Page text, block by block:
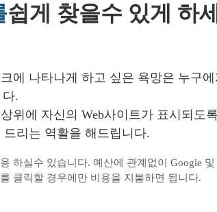
쉽게 찾을수 있게 하
에 나타나게 하고 싶은 욕망은 누구
다.
위에 자신의 Web사이트가 표시되도
리는 역활을 해드립니다.
하실수 있습니다. 예산에 관계없이 Google
클릭할 경우에만 비용을 지불하면 됩니다.